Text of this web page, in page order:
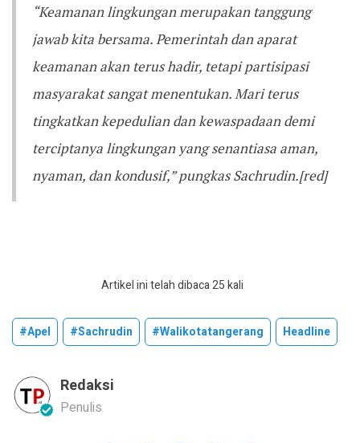
“Keamanan lingkungan merupakan tanggung
jawab kita bersama. Pemerintah dan aparat
keamanan akan terus hadir, tetapi partisipasi
masyarakat sangat menentukan. Mari terus
tingkatkan kepedulian dan kewaspadaan demi
terciptanya lingkungan yang senantiasa aman,
nyaman, dan kondusif,” pungkas Sachrudin.[red]
Artikel ini telah dibaca 25 kali
#apel #sachrudin #walikotatangerang Headline
Redaksi
Penulis